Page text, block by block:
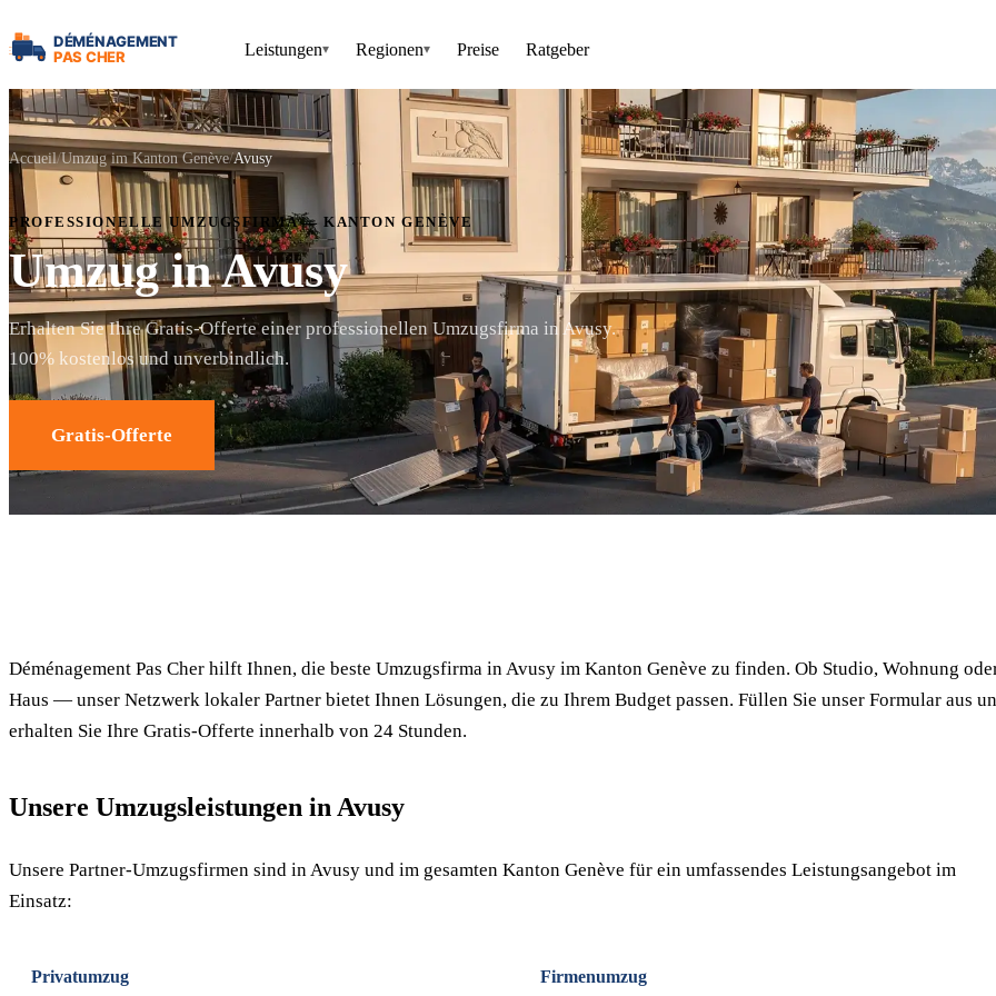
Leistungen▾ Regionen▾ Preise Ratgeber
Accueil Umzug im Kanton Genève Avusy
PROFESSIONELLE UMZUGSFIRMA — KANTON GENÈVE
Umzug in Avusy
Erhalten Sie Ihre Gratis-Offerte einer professionellen Umzugsfirma in Avusy.
100% kostenlos und unverbindlich.
Gratis-Offerte
Déménagement Pas Cher hilft Ihnen, die beste Umzugsfirma in Avusy im Kanton Genève zu finden. Ob Studio, Wohnung
Haus — unser Netzwerk lokaler Partner bietet Ihnen Lösungen, die zu Ihrem Budget passen. Füllen Sie unser Formular aus
erhalten Sie Ihre Gratis-Offerte innerhalb von 24 Stunden.
Unsere Umzugsleistungen in Avusy
Unsere Partner-Umzugsfirmen sind in Avusy und im gesamten Kanton Genève für ein umfassendes Leistungsangebot im
Einsatz:
Privatumzug Firmenumzug